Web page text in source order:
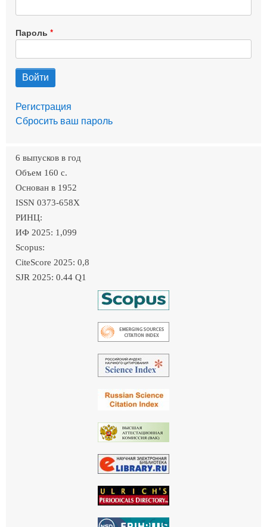
Пароль
Регистрация
Сбросить ваш пароль
6 выпусков в год
Объем 160 c.
Основан в 1952
ISSN 0373-658X
РИНЦ:
ИФ 2025: 1,099
Scopus:
CiteScore 2025: 0,8
SJR 2025: 0.44 Q1